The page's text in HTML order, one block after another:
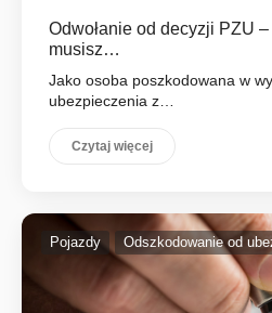
Odwołanie od decyzji PZU
musisz…
Jako osoba poszkodowana w
ubezpieczenia z…
Czytaj więcej
Pojazdy Odszkodowanie od